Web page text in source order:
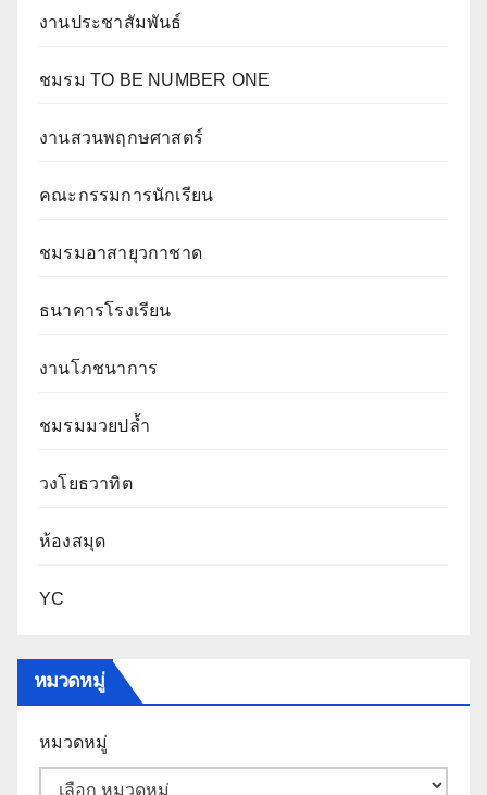
งานประชาสัมพันธ์
ชมรม TO BE NUMBER ONE
งานสวนพฤกษศาสตร์
คณะกรรมการนักเรียน
ชมรมอาสายุวกาชาด
ธนาคารโรงเรียน
งานโภชนาการ
ชมรมมวยปล้ำ
วงโยธวาทิต
ห้องสมุด
YC
หมวดหมู่
หมวดหมู่